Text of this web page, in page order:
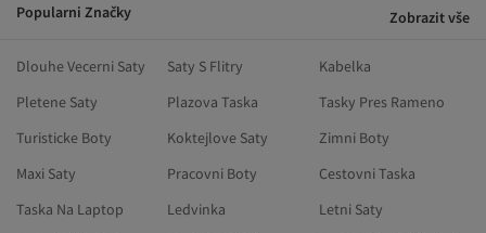
Popularni Značky Zobrazit vše
Dlouhe Vecerni Saty Saty S Flitry
Kabelka
Pletene Saty
Plazova Taska
Tasky Pres Rameno
Turisticke Boty
Koktejlove Saty
Zimni Boty
Maxi Saty
Pracovni Boty
Cestovni Taska
Taska Na Laptop
Ledvinka
Letni Saty